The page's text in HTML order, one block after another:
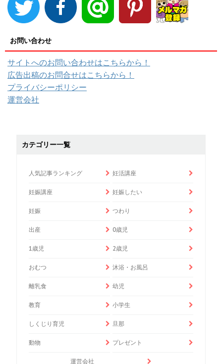
お問い合わせ
サイトへのお問い合わせはこちらから！
広告出稿のお問合せはこちらから！
プライバシーポリシー
運営会社
カテゴリー一覧
人気記事ランキング 妊活講座
妊娠講座 妊娠したい
妊娠 つわり
出産 0歳児
1歳児 2歳児
おむつ 沐浴・お風呂
離乳食 幼児
教育 小学生
しくじり育児 旦那
動物 プレゼント
運営会社